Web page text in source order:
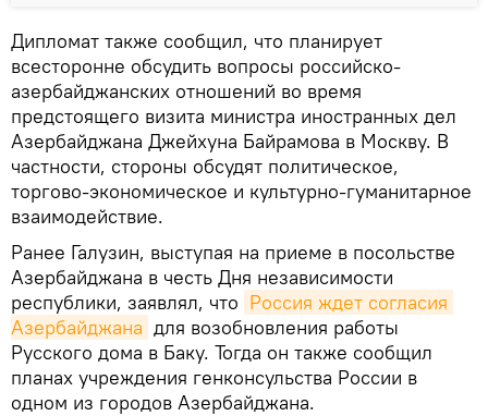
Дипломат также сообщил, что планирует
всесторонне обсудить вопросы российско-
азербайджанских отношений во время
предстоящего визита министра иностранных дел
Азербайджана Джейхуна Байрамова в Москву. В
частности, стороны обсудят политическое,
торгово-экономическое и культурно-гуманитарное
взаимодействие.
Ранее Галузин, выступая на приеме в посольстве
Азербайджана в честь Дня независимости
республики, заявлял, что Россия ждет согласия
Азербайджана для возобновления работы
Русского дома в Баку. Тогда он также сообщил
планах учреждения генконсульства России в
одном из городов Азербайджана.